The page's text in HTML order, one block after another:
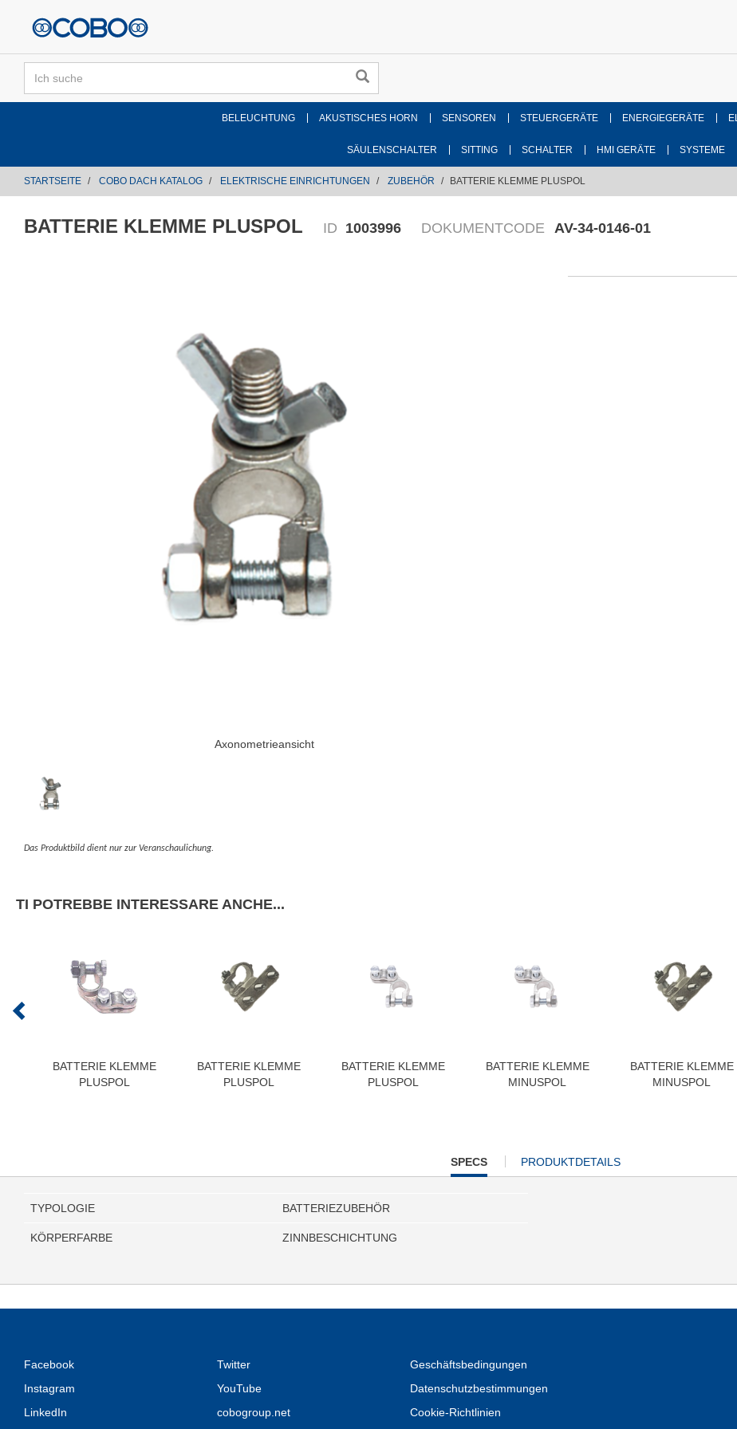
BELEUCHTUNG AKUSTISCHES HORN SENSOREN STEUERGERÄTE ENERGIEGERÄTE
SÄULENSCHALTER SITTING SCHALTER HMI GERÄTE SYSTEME
STARTSEITE COBO DACH KATALOG ELEKTRISCHE EINRICHTUNGEN ZUBEHÖR BATTERIE KLEMME PLUSPOL
BATTERIE KLEMME PLUSPOL ID 1003996 DOKUMENTCODE AV-34-0146-01
Axonometrieansicht
Das Produktbild dient nur zur Veranschaulichung.
TI POTREBBE INTERESSARE ANCHE...
BATTERIE KLEMME
PLUSPOL
BATTERIE KLEMME
PLUSPOL
BATTERIE KLEMME
PLUSPOL
BATTERIE KLEMME
MINUSPOL
BATTERIE KLEMME
MINUSPOL
CURRENT
TAB:
SPECS PRODUKTDETAILS
TYPOLOGIE BATTERIEZUBEHÖR
KÖRPERFARBE ZINNBESCHICHTUNG
Facebook
Instagram
LinkedIn
Twitter
YouTube
cobogroup.net
Geschäftsbedingungen
Datenschutzbestimmungen
Cookie-Richtlinien